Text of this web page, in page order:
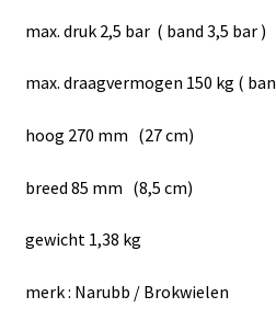
max. druk 2,5 bar ( band 3,5 bar )
max. draagvermogen 150 kg (
hoog 270 mm (27 cm)
breed 85 mm (8,5 cm)
gewicht 1,38 kg
merk : Narubb / Brokwielen